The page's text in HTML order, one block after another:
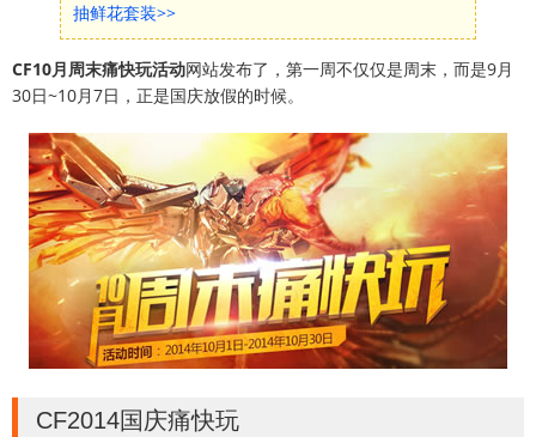
抽鲜花套装>>
CF10月周末痛快玩活动网站发布了，第一周不仅仅是周末，而是9月
30日~10月7日，正是国庆放假的时候。
CF2014国庆痛快玩